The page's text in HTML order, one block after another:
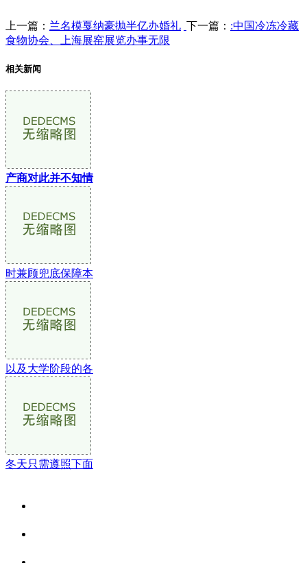
上一篇： 兰名模戛纳豪抛半亿办婚礼 下一篇： :中国冷冻冷藏
食物协会、上海展窑展览办事无限
相关新闻
产商对此并不知情
时兼顾兜底保障本
以及大学阶段的各
冬天只需遵照下面